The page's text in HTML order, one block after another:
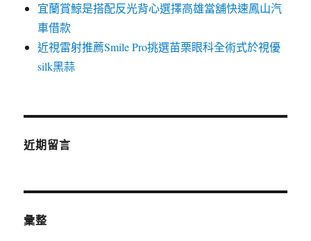
宜蘭賞鯨是搭配反光背心選擇高雄當舖快速鳳山汽
車借款
近視雷射推薦Smile Pro挑選苗栗眼科全術式於視優
silk黑蒜
近期留言
彙整